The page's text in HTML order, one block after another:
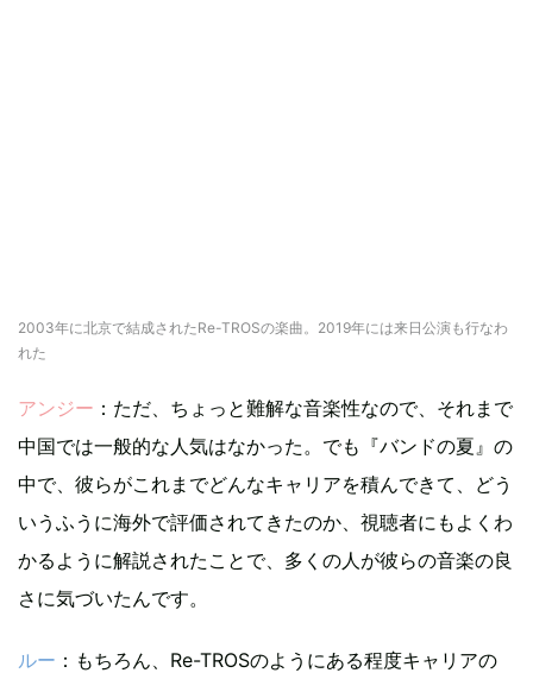
2003年に北京で結成されたRe-TROSの楽曲。2019年には来日公演も行なわ
れた
アンジー ：ただ、ちょっと難解な音楽性なので、それまで
中国では一般的な人気はなかった。でも『バンドの夏』の
中で、彼らがこれまでどんなキャリアを積んできて、どう
いうふうに海外で評価されてきたのか、視聴者にもよくわ
かるように解説されたことで、多くの人が彼らの音楽の良
さに気づいたんです。
ルー ：もちろん、Re-TROSのようにある程度キャリアの